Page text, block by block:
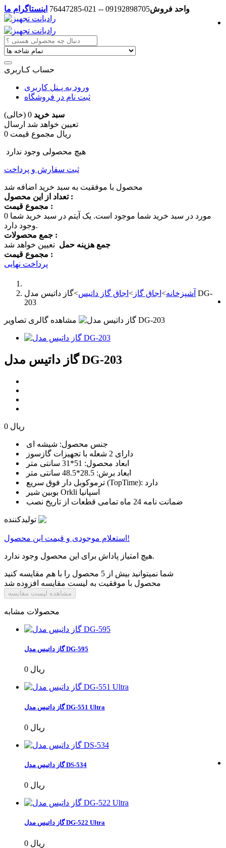
واحد فروش09192898705 -- 021-76447285 اینستاگرام ما
حساب کـاربری
ورود به پـنل کاربری
ثبت نام در فروشگاه
سبد خرید 0 (خالی)
تعیین خواهد شد ارسال
0 ریال مجموع قیمت
هیچ محصولی وجود ندارد
ثبت سفارش و پرداخت
محصول با موفقیت به سبد خرید اضافه شد
تعداد از این محصول :
مجموع قیمت :
0
مورد در سبد خرید شما موجود است. یک آیتم در سبد خرید شما
وجود دارد.
جمع محصولات :
جمع هزینه حمل تعیین خواهد شد
مجموع قیمت :
پرداخت نهایی
آشپزخانه> اجاق گاز > اجاق گاز داتیس>گاز داتیس مدل DG-
203
مشاهده گالری تصاویر
گاز داتیس مدل DG-203
0 ریال
جنس محصول: شیشه ای
دارای 2 شعله با تجهیزات گازسوز
ابعاد محصول: 51*31 سانتی متر
ابعاد برش: 28.5*48.5 سانتی متر
ترموکوبل دار فوق سریع (TopTime): دارد
بوبین شیر Orkli اسپانیا
ضمانت نامه 24 ماه تمامی قطعات از تاريخ نصب
تولیدکننده
استعلام موجودی و قیمت این محصول!
هیچ امتیاز پاداش برای این محصول وجود ندارد.
شما نمیتوانید بیش از 5 محصول را با هم مقایسه کنید
محصول با موفقیت به لیست مقایسه افزوده شد
مشاهده لیست مقایسه
محصولات مشابه
گاز داتیس مدل DG-595
0 ریال
گاز داتیس مدل DG-551 Ultra
0 ریال
گاز داتیس مدل DS-534
0 ریال
گاز داتیس مدل DG-522 Ultra
0 ریال